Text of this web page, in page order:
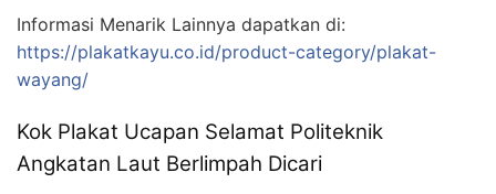
Informasi Menarik Lainnya dapatkan di:
https://plakatkayu.co.id/product-category/plakat-
wayang/
Kok Plakat Ucapan Selamat Politeknik
Angkatan Laut Berlimpah Dicari